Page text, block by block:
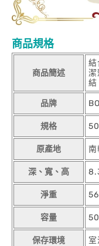
商品規格
商品簡述
結
潔
結
品牌
規格
原產地 南
深、寬、高
淨重
容量
保存環境 室